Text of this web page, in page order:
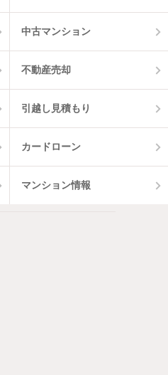
中古マンション
不動産売却
引越し見積もり
カードローン
マンション情報